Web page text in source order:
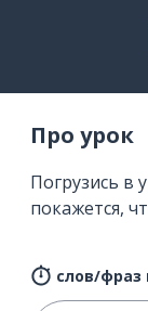
Про урок
Погрузись в
покажется,
слов/фраз